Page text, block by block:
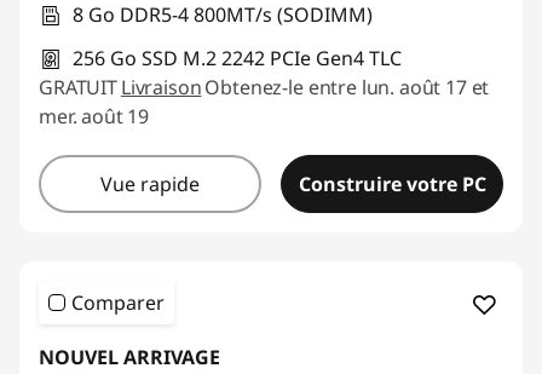
8 Go DDR5-4 800MT/s (SODIMM)
256 Go SSD M.2 2242 PCIe Gen4 TLC
GRATUITLivraisonObtenez-le entre lun. août 17 et
mer. août 19
Vue rapide Construire votre PC
Comparer
NOUVEL ARRIVAGE